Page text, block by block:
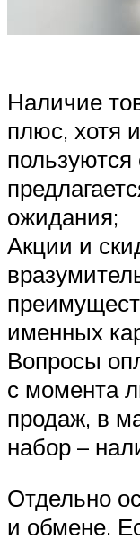
Наличие
плюс, хотя
ожидания;
Акции и
именных
Вопросы
с момента
продаж, в
набор –
Отдельно
и обмене.